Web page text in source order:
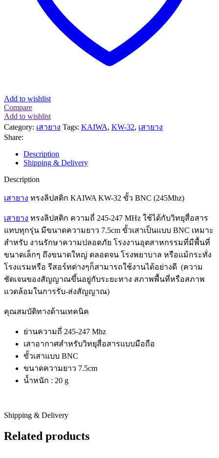
Add to wishlist
Compare
Add to wishlist
Category: เสายาง Tags: KAIWA, KW-32, เสายาง
Share:
Description
Shipping & Delivery
Description
เสายาง ทรงลิปสติก KAIWA KW-32 ขั้ว BNC (245Mhz)
เสายาง ทรงลิปสติก ความถี่ 245-247 MHz ใช้ได้กับวิทยุสื่อสาร
แทบทุกรุ่น มีขนาดความยาว 7.5cm ขั้วเสาเป็นแบบ BNC เหมาะ
สำหรับ งานรักษาความปลอดภัย โรงงานอุตสาหกรรมที่มีพื้นที่
ขนาดเล็กๆ ถึงขนาดใหญ่ ตลอดจน โรงพยาบาล หรือแม้กระทั่ง
โรงแรมหรือ รีสอร์ทต่างๆก็สามารถใช้งานได้อย่างดี (ความ
ชัดเจนของสัญญาณขึ้นอยู่กับระยะทาง สภาพพื้นที่หรือสภาพ
แวดล้อมในการรับ-ส่งสัญญาณ)
คุณสมบัติทางด้านเทคนิค
ย่านความถี่ 245-247 Mhz
เสาอากาศสำหรับวิทยุสื่อสารแบบมือถือ
ขั้วเสาแบบ BNC
ขนาดความยาว 7.5cm
น้ำหนัก : 20 g
Shipping & Delivery
Related products